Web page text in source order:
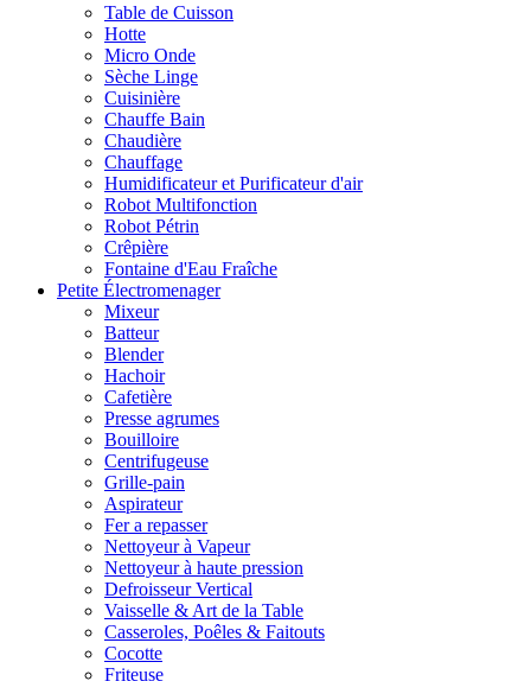
Table de Cuisson
Hotte
Micro Onde
Sèche Linge
Cuisinière
Chauffe Bain
Chaudière
Chauffage
Humidificateur et Purificateur d'air
Robot Multifonction
Robot Pétrin
Crêpière
Fontaine d'Eau Fraîche
Petite Électromenager
Mixeur
Batteur
Blender
Hachoir
Cafetière
Presse agrumes
Bouilloire
Centrifugeuse
Grille-pain
Aspirateur
Fer a repasser
Nettoyeur à Vapeur
Nettoyeur à haute pression
Defroisseur Vertical
Vaisselle & Art de la Table
Casseroles, Poêles & Faitouts
Cocotte
Friteuse